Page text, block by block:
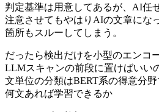
判定基準は用意してあるが、AI任
注意させてもやはりAIの文章にな
箇所もスルーしてしまう。
だったら検出だけを小型のエンコ
LLMスキャンの前段に置けばいい
文単位の分類はBERT系の得意分野
何文あれば学習できるか